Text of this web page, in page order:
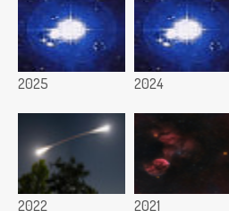
2025 2024
2022 2021